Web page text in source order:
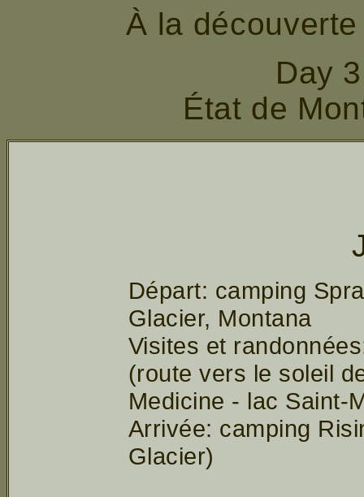
À la
Day
État de
Départ: camping
Glacier, Montana
Visites et
(route vers le soleil
Medicine - lac Saint-
Arrivée: camping
Glacier)